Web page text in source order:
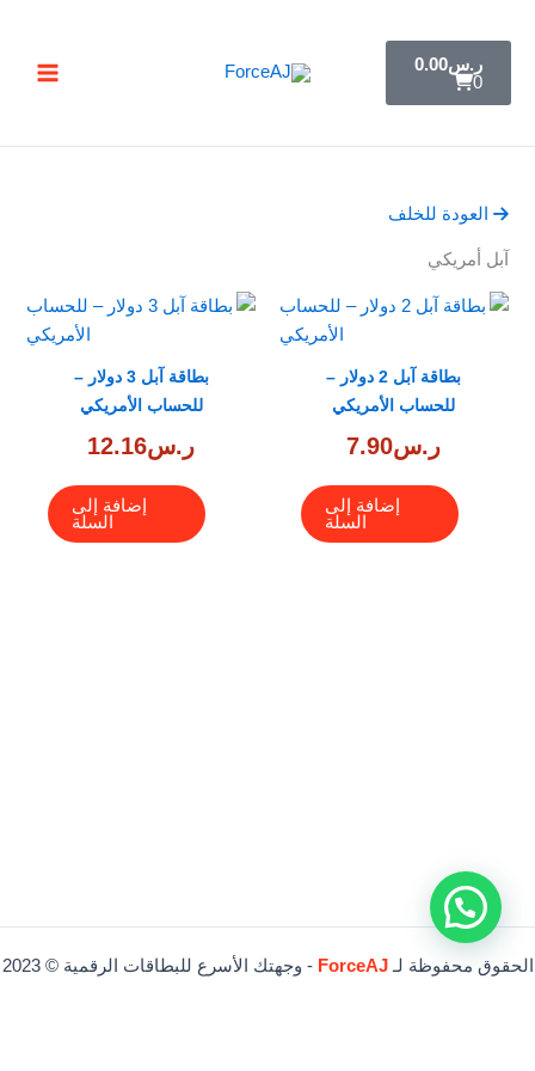
إلى
المحتوىر.س0.00
0
a
r
t
العودة للخلف
آبل أمريكي
بطاقة آبل 2 دولار –
للحساب الأمريكي
ر.س7.90
إضافة إلى
السلة
بطاقة آبل 3 دولار –
للحساب الأمريكي
ر.س12.16
إضافة إلى
السلة
الحقوق محفوظة لـForceAJ - وجهتك الأسرع للبطاقات الرقمية © 2023
جرب ForceAJ الآن 🚀